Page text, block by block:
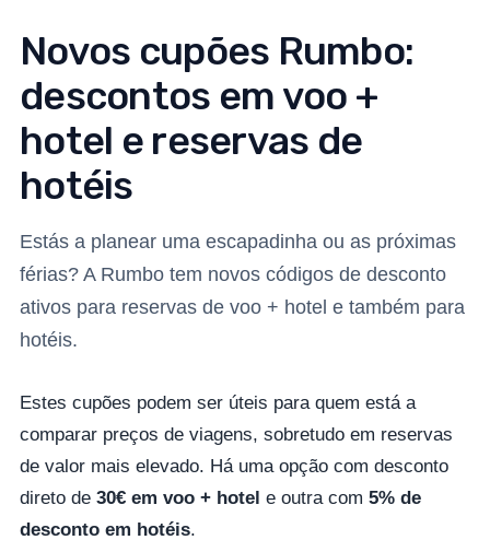
Novos cupões Rumbo:
descontos em voo +
hotel e reservas de
hotéis
Estás a planear uma escapadinha ou as próximas
férias? A Rumbo tem novos códigos de desconto
ativos para reservas de voo + hotel e também para
hotéis.
Estes cupões podem ser úteis para quem está a
comparar preços de viagens, sobretudo em reservas
de valor mais elevado. Há uma opção com desconto
direto de 30€ em voo + hotel e outra com 5% de
desconto em hotéis.